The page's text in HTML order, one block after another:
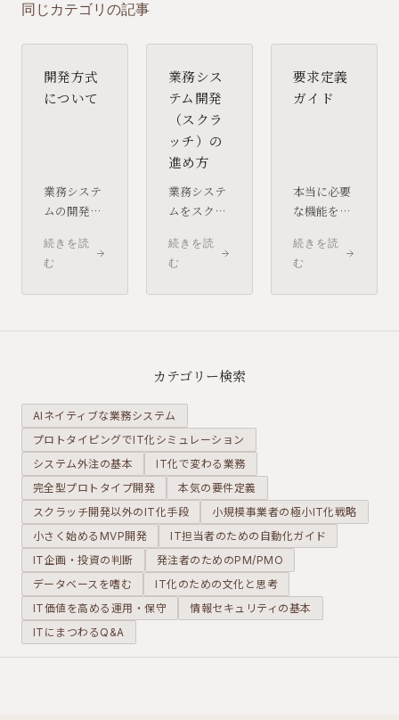
同じカテゴリの記事
開発方式
について
業務システ
ムの開発で
業務の特性
に応じて最
とが重要で
ャイルま
で、代表的
な5つの方
式を発注側
の視点で解
説します。
続きを読
む
業務シス
テム開発
（スクラ
ッチ）の
進め方
業務システ
ムをスクラ
る場合、発
注側には
を明確に
パートナー
と協力す
る」役割が
求められま
す。開発の
各フェーズ
で何をすべ
きかを整理
します。
続きを読
む
要求定義
ガイド
本当に必要
な機能を見
に、要求定
義を作成し
の認識共有
続きを読
む
カテゴリー検索
AIネイティブな業務システム
プロトタイピングでIT化シミュレーション
システム外注の基本
IT化で変わる業務
完全型プロトタイプ開発
本気の要件定義
スクラッチ開発以外のIT化手段
小規模事業者の極小IT化戦略
小さく始めるMVP開発
IT担当者のための自動化ガイド
IT企画・投資の判断
発注者のためのPM/PMO
データベースを嗜む
IT化のための文化と思考
IT価値を高める運用・保守
情報セキュリティの基本
ITにまつわるQ&A